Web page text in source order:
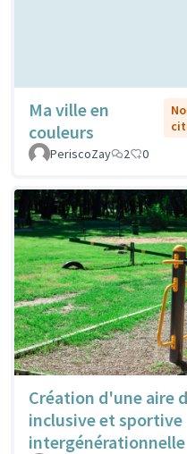
Ma ville en
couleurs
PeriscoZay
2 0
Création d'une aire
inclusive et sportive
intergénérationnelle